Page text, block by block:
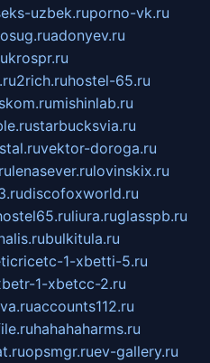
uzbek.ruporno-vk.ru
adonyev.ru
krospr.ru
2rich.ruhostel-65.ru
mishinlab.ru
starbucksvia.ru
vektor-doroga.ru
lenasever.rulovinskix.ru
discofoxworld.ru
liura.ruglasspb.ru
bulkitula.ru
1-xbetti-5.ru
1-xbetcc-2.ru
accounts112.ru
hahahaharms.ru
opsmgr.ruev-gallery.ru